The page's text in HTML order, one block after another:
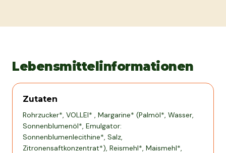
Lebensmittelinformationen
Zutaten
Rohrzucker*, VOLLEI* , Margarine* (Palmöl*, Wasser,
Sonnenblumenöl*, Emulgator:
Sonnenblumenlecithine*, Salz,
Zitronensaftkonzentrat*), Reismehl*, Maismehl*,